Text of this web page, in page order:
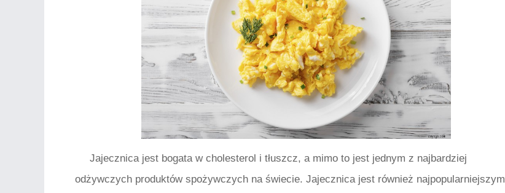
Jajecznica jest bogata w cholesterol i tłuszcz, a mimo to jest jednym z najbardziej
odżywczych produktów spożywczych na świecie. Jajecznica jest również najpopularniejszym